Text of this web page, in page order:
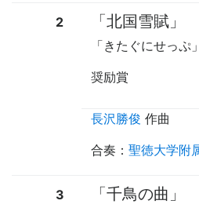
2 「北国雪賦」
「きたぐにせっぷ」
奨励賞
長沢勝俊 作曲
合奏 ： 聖徳大学附
3 「千鳥の曲」